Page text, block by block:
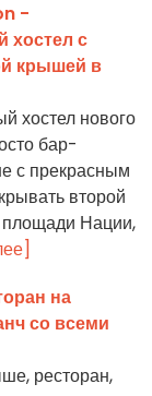
-
хостел с
крышей в
хостел нового
бар-
с прекрасным
второй
Нации,
на
со всеми
ресторан,